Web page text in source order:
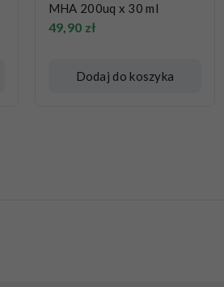
MHA 200uq x 30 ml
49,90 zł
Dodaj do koszyka